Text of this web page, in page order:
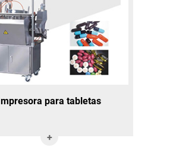
Impresora para tabletas